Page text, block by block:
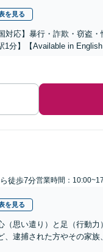
を見る
対応】暴行・詐欺・窃盗
分】【Available in English
徒歩7分営業時間：
を見る
（思い遣り）と足（行動
、逮捕された方やその家